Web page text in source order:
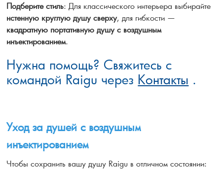
Подберите стиль: Для классического интерьера выбирайте
нстенную круглую душу сверху, для гибкости —
квадратную портативную душу с воздушным
инъектированием.
Нужна помощь? Свяжитесь с
командой Raigu через Контакты .
Уход за душей с воздушным
инъектированием
Чтобы сохранить вашу душу Raigu в отличном состоянии: